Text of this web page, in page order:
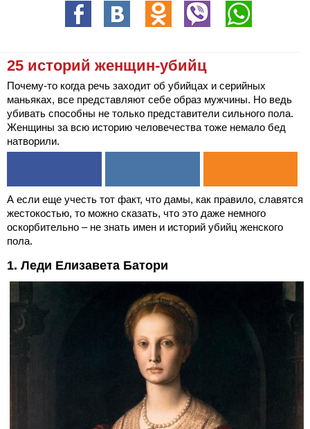
25 историй женщин-убийц
Почему-то когда речь заходит об убийцах и серийных
маньяках, все представляют себе образ мужчины. Но ведь
убивать способны не только представители сильного пола.
Женщины за всю историю человечества тоже немало бед
натворили.
А если еще учесть тот факт, что дамы, как правило, славятся
жестокостью, то можно сказать, что это даже немного
оскорбительно – не знать имен и историй убийц женского
пола.
1. Леди Елизавета Батори